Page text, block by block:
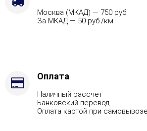
Талькохлорит,
Вид
топлива
Москва (МКАД) — 750 руб.
За МКАД — 50 руб./км
Оплата
Наличный рассчет
Банковский перевод
Оплата картой при самовывозе